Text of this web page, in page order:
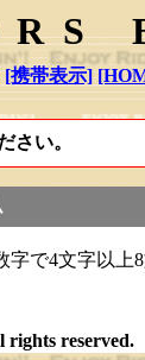
[携帯表示]
さい。
字で4文字以上
rights reserved.